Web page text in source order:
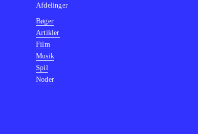
Afdelinger
Bøger
Artikler
Film
Musik
Spil
Noder